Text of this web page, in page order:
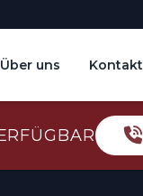
Über uns Kontakt